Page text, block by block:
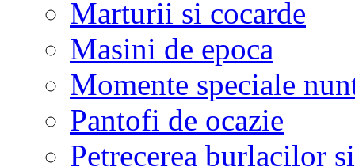
Marturii si cocarde
Masini de epoca
Momente speciale
Pantofi de ocazie
Petrecerea burlacilor